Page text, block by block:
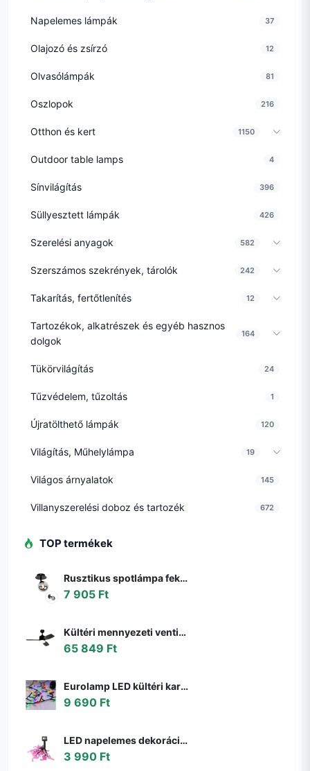
Napelemes lámpák 37
Olajozó és zsírzó 12
Olvasólámpák 81
Oszlopok 216
Otthon és kert 1150
Outdoor table lamps 4
Sínvilágítás 396
Süllyesztett lámpák 426
Szerelési anyagok 582
Szerszámos szekrények, tárolók 242
Takarítás, fertőtlenítés 12
Tartozékok, alkatrészek és egyéb hasznos
dolgok
164
Tükörvilágítás 24
Tűzvédelem, tűzoltás 1
Újratölthető lámpák 120
Világítás, Műhelylámpa 19
Világos árnyalatok 145
Villanyszerelési doboz és tartozék 672
TOP termékek
Rusztikus spotlámpa fekete állítható füstüveggel - Athén
7 905 Ft
Kültéri mennyezeti ventilátor fekete 91,3 cm LED-del, fényerőszabályzóval, távirányítóval IP44 - Toledo
65 849 Ft
Eurolamp LED kültéri karácsonyi fényfüzér LINE 500 LED 17,9 m IP44 többszínű 600
9 690 Ft
LED napelemes dekorációs lánc 10xLED/1,2V 300mAh 3,8m IP44 flamingó 311535
3 990 Ft